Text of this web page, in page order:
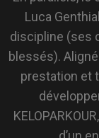
discipline (ses
blessés).
prestation et
d’un